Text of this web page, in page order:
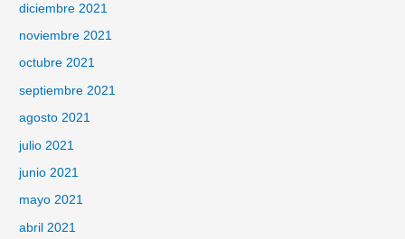
diciembre 2021
noviembre 2021
octubre 2021
septiembre 2021
agosto 2021
julio 2021
junio 2021
mayo 2021
abril 2021